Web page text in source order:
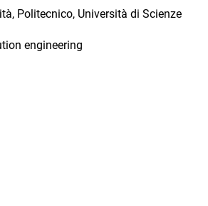
Politecnico, Università di Scienze
engineering